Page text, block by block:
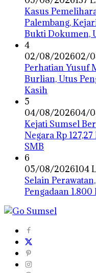
Kasus
Palembang,
Bukti Dokumen,
4
02/08/202602/
Perhatian Yusuf
Burlian, Utus
Kasih
5
04/08/202604/
Kejati Sumsel
Negara Rp
SMB
6
05/08/2026104
Selain
Pengadaan